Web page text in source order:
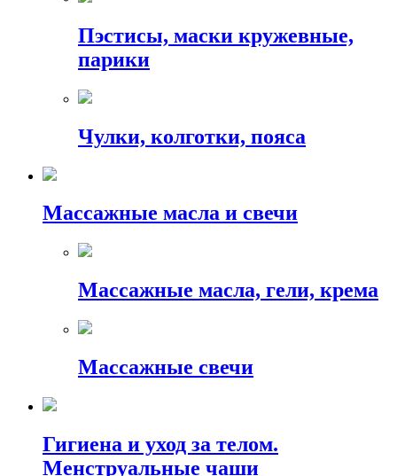
Пэстисы, маски кружевные,
парики
Чулки, колготки, пояса
Массажные масла и свечи
Массажные масла, гели, крема
Массажные свечи
Гигиена и уход за телом.
Менструальные чаши